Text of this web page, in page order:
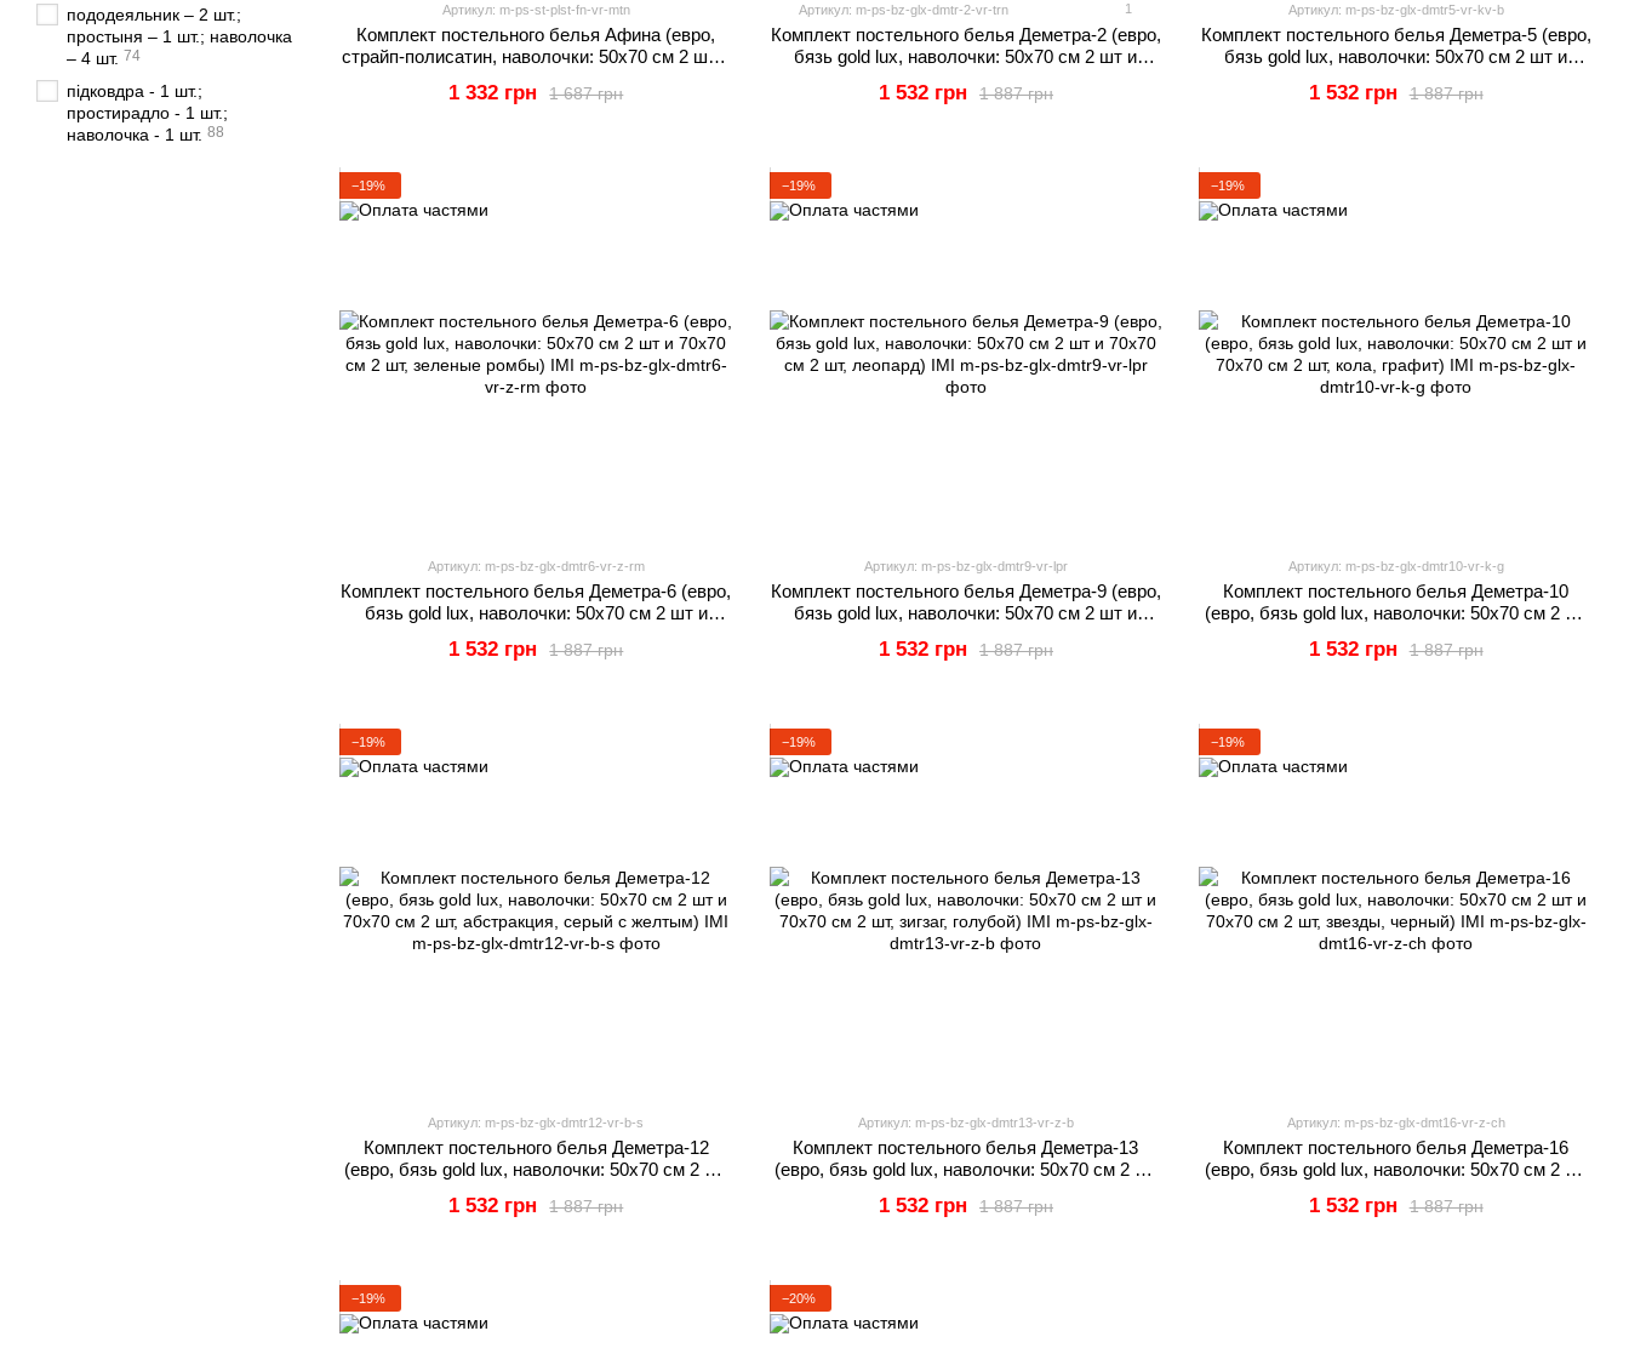
Артикул: m-ps-st-plst-fn-vr-mtn
Комплект постельного белья Афина (евро,
страйп-полисатин, наволочки: 50х70 см 2 шт и
1 687 грн
1 332 грн
Артикул: m-ps-bz-glx-dmtr-2-vr-trn 1
Комплект постельного белья Деметра-2 (евро,
бязь gold lux, наволочки: 50х70 см 2 шт и
1 887 грн
1 532 грн
Артикул: m-ps-bz-glx-dmtr5-vr-kv-b
Комплект постельного белья Деметра-5 (евро,
бязь gold lux, наволочки: 50х70 см 2 шт и
1 887 грн
1 532 грн
−19%
Артикул: m-ps-bz-glx-dmtr6-vr-z-rm
Комплект постельного белья Деметра-6 (евро,
бязь gold lux, наволочки: 50х70 см 2 шт и
1 887 грн
1 532 грн
−19%
Артикул: m-ps-bz-glx-dmtr9-vr-lpr
Комплект постельного белья Деметра-9 (евро,
бязь gold lux, наволочки: 50х70 см 2 шт и
1 887 грн
1 532 грн
−19%
Артикул: m-ps-bz-glx-dmtr10-vr-k-g
Комплект постельного белья Деметра-10
(евро, бязь gold lux, наволочки: 50х70 см 2 шт
1 887 грн
1 532 грн
−19%
Артикул: m-ps-bz-glx-dmtr12-vr-b-s
Комплект постельного белья Деметра-12
(евро, бязь gold lux, наволочки: 50х70 см 2 шт
IMI 1 887 грн
1 532 грн
−19%
Артикул: m-ps-bz-glx-dmtr13-vr-z-b
Комплект постельного белья Деметра-13
(евро, бязь gold lux, наволочки: 50х70 см 2 шт
1 887 грн
1 532 грн
−19%
Артикул: m-ps-bz-glx-dmt16-vr-z-ch
Комплект постельного белья Деметра-16
(евро, бязь gold lux, наволочки: 50х70 см 2 шт
1 887 грн
1 532 грн
−19% −20%
пододеяльник – 2 шт.;
простыня – 1 шт.; наволочка
– 4 шт. 74
підковдра - 1 шт.;
простирадло - 1 шт.;
наволочка - 1 шт. 88